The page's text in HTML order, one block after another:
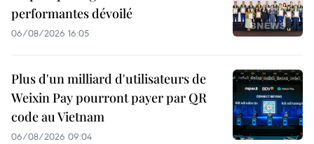
performantes dévoilé
06/08/2026 16:05
Plus d'un milliard d'utilisateurs de
Weixin Pay pourront payer par QR
code au Vietnam
06/08/2026 09:04